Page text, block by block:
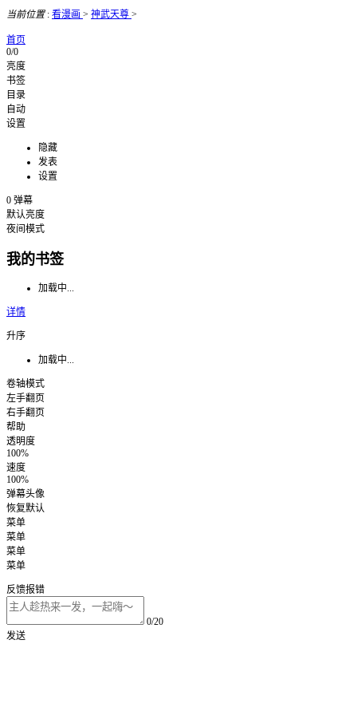
当前位置: 看漫画 > 神武天尊 >
首页
0/0
亮度
书签
目录
自动
设置
隐藏
发表
设置
0 弹幕
默认亮度
夜间模式
我的书签
加载中...
详情
升序
加载中...
卷轴模式
左手翻页
右手翻页
帮助
透明度
100%
速度
100%
弹幕头像
恢复默认
菜单
菜单
菜单
菜单
反馈报错
0/20
发送